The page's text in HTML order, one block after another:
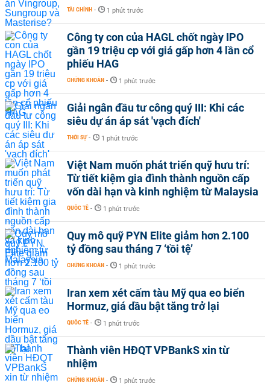
TÀI CHÍNH - 1 phút trước
Công ty con của HAGL chốt ngày IPO
gần 19 triệu cp với giá gấp hơn 4 lần cổ
phiếu HAG
CHỨNG KHOÁN - 1 phút trước
Giải ngân đầu tư công quý III: Khi các
siêu dự án áp sát 'vạch đích'
THỜI SỰ - 1 phút trước
Việt Nam muốn phát triển quỹ hưu trí:
Từ tiết kiệm gia đình thành nguồn cấp
vốn dài hạn và kinh nghiệm từ Malaysia
QUỐC TẾ - 1 phút trước
Quy mô quỹ PYN Elite giảm hơn 2.100
tỷ đồng sau tháng 7 ‘tồi tệ’
CHỨNG KHOÁN - 1 phút trước
Iran xem xét cấm tàu Mỹ qua eo biển
Hormuz, giá dầu bật tăng trở lại
QUỐC TẾ - 1 phút trước
Thành viên HĐQT VPBankS xin từ
nhiệm
CHỨNG KHOÁN - 1 phút trước